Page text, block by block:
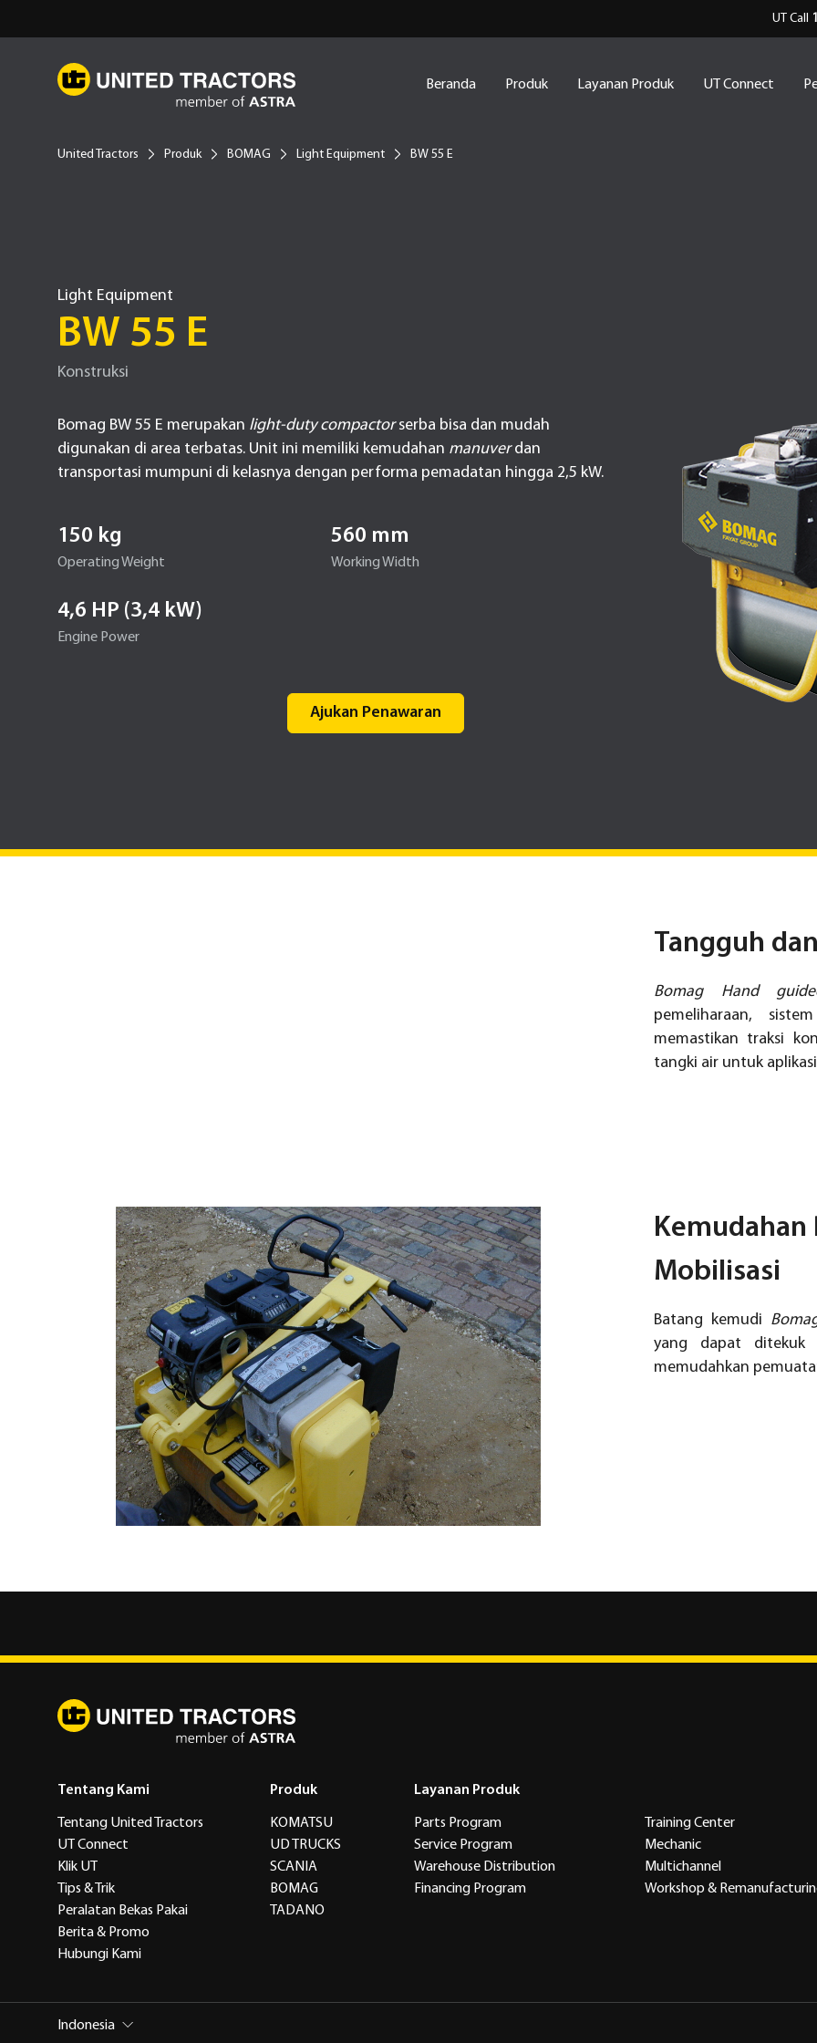
UT Call
Beranda Produk Layanan Produk UT Connect
United Tractors Produk BOMAG Light Equipment BW 55 E
Light Equipment
BW 55 E
Konstruksi
Bomag BW 55 E merupakan light-duty compactorserba bisa dan mudah
digunakan di area terbatas. Unit ini memiliki kemudahan manuverdan
transportasi mumpuni di kelasnya dengan performa pemadatan hingga 2,5 kW.
150 kg
Operating Weight
560 mm
Working Width
4,6 HP (3,4 kW)
Engine Power
Ajukan Penawaran
Tangguh
Bomag Hand
pemeliharaan,
memastikan traksi
tangki air untuk
Kemudahan
Mobilisasi
Batang kemudi
yang dapat ditekuk
memudahkan
Tentang Kami
Tentang United Tractors
UT Connect
Klik UT
Tips & Trik
Peralatan Bekas Pakai
Berita & Promo
Hubungi Kami
Produk
KOMATSU
UD TRUCKS
SCANIA
BOMAG
TADANO
Layanan Produk
Parts Program
Service Program
Warehouse Distribution
Financing Program
Training Center
Mechanic
Multichannel
Workshop &
Indonesia